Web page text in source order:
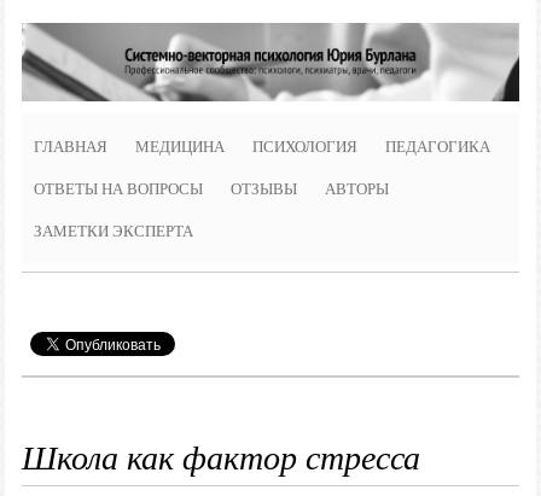
ГЛАВНАЯ МЕДИЦИНА ПСИХОЛОГИЯ ПЕДАГОГИКА
ОТВЕТЫ НА ВОПРОСЫ ОТЗЫВЫ АВТОРЫ
ЗАМЕТКИ ЭКСПЕРТА
Школа как фактор стресса